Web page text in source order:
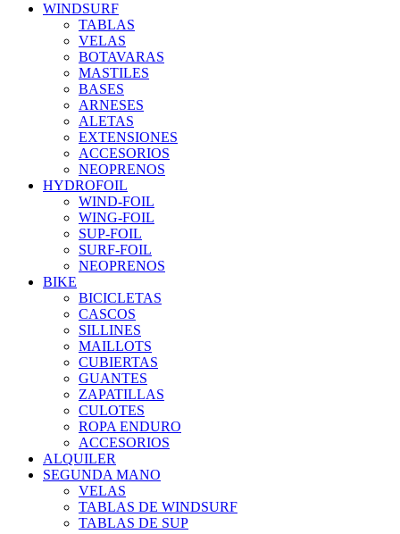
WINDSURF
TABLAS
VELAS
BOTAVARAS
MASTILES
BASES
ARNESES
ALETAS
EXTENSIONES
ACCESORIOS
NEOPRENOS
HYDROFOIL
WIND-FOIL
WING-FOIL
SUP-FOIL
SURF-FOIL
NEOPRENOS
BIKE
BICICLETAS
CASCOS
SILLINES
MAILLOTS
CUBIERTAS
GUANTES
ZAPATILLAS
CULOTES
ROPA ENDURO
ACCESORIOS
ALQUILER
SEGUNDA MANO
VELAS
TABLAS DE WINDSURF
TABLAS DE SUP